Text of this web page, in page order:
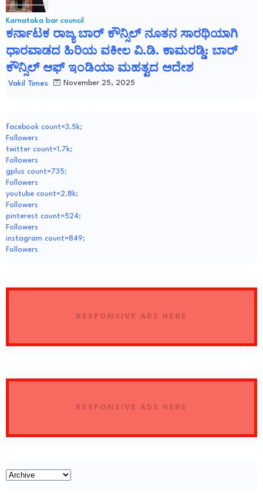
Karnataka bar council
ಕರ್ನಾಟಕ ರಾಜ್ಯ ಬಾರ್ ಕೌನ್ಸಿಲ್ ನೂತನ ಸಾರಥಿಯಾಗಿ
ಧಾರವಾಡದ ಹಿರಿಯ ವಕೀಲ ವಿ.ಡಿ. ಕಾಮರಡ್ಡಿ: ಬಾರ್
ಕೌನ್ಸಿಲ್ ಆಫ್ ಇಂಡಿಯಾ ಮಹತ್ವದ ಆದೇಶ
Vakil Times November 25, 2025
facebook count=3.5k;
Followers
twitter count=1.7k;
Followers
gplus count=735;
Followers
youtube count=2.8k;
Followers
pinterest count=524;
Followers
instagram count=849;
Followers
RESPONSIVE ADS HERE
RESPONSIVE ADS HERE